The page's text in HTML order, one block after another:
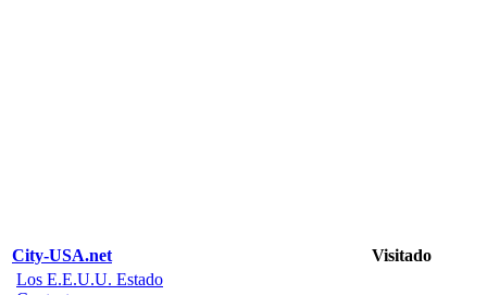
City-USA.net
Visitado
Los E.E.U.U. Estado